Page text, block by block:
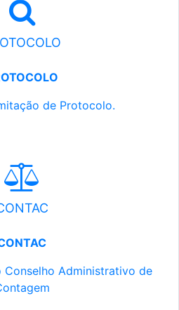
de Protocolo.
Conselho Administrativo de